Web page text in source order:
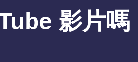
影片嗎